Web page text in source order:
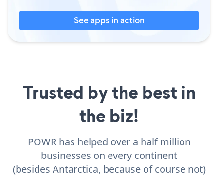
See apps in action
Trusted by the best in
the biz!
POWR has helped over a half million
businesses on every continent
(besides Antarctica, because of course not)